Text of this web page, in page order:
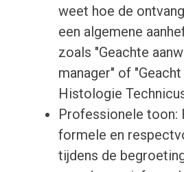
weet hoe de
een algemene
zoals "Geachte
manager" of
Histologie
Professionele toon:
formele en
tijdens de